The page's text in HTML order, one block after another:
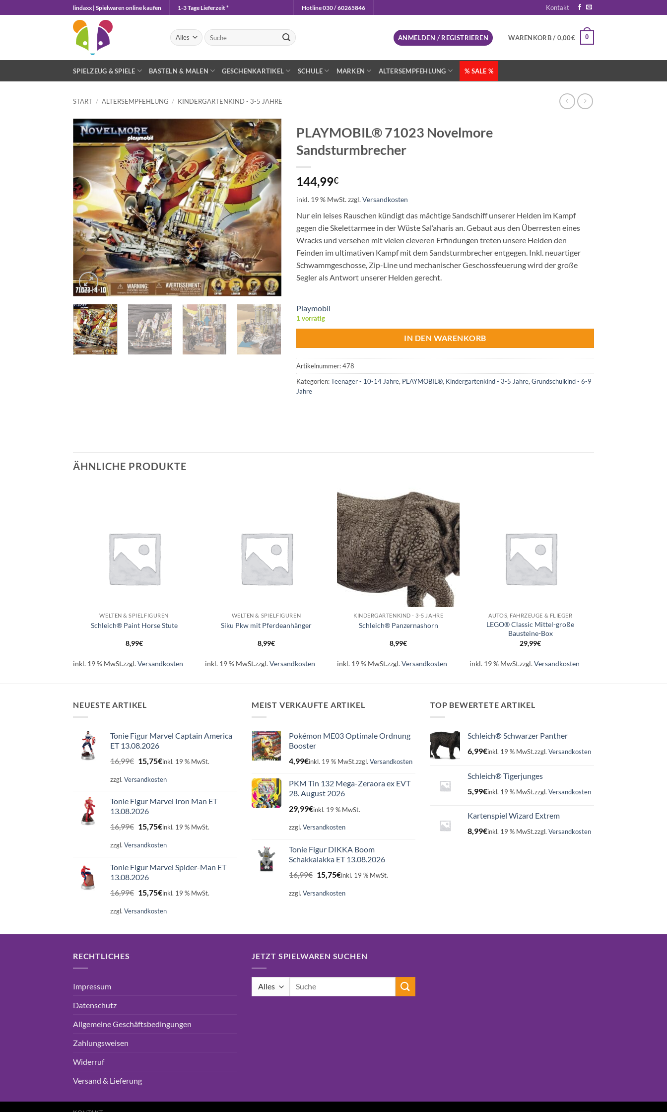
Inhalt
lindaxx | Spielwaren online kaufen 1-3 Tage Lieferzeit * Hotline 030 / 60265846 Kontakt
Suchen
nach:
ANMELDEN / REGISTRIEREN WARENKORB / 0,00€ 0
SPIELZEUG & SPIELE BASTELN & MALEN GESCHENKARTIKEL SCHULE MARKEN ALTERSEMPFEHLUNG % SALE %
START / ALTERSEMPFEHLUNG / KINDERGARTENKIND - 3-5 JAHRE
Auf die
Wunschliste
PLAYMOBIL® 71023 Novelmore
Sandsturmbrecher
144,99€
inkl. 19 % MwSt.zzgl.Versandkosten
Nur ein leises Rauschen kündigt das mächtige Sandschiff unserer Helden im Kampf
gegen die Skelettarmee in der Wüste Sal’aharis an. Gebaut aus den Überresten eines
Wracks und versehen mit vielen cleveren Erfindungen treten unsere Helden den
Feinden im ultimativen Kampf mit dem Sandsturmbrecher entgegen. Inkl. neuartiger
Schwammgeschosse, Zip-Line und mechanischer Geschossfeuerung wird der große
Segler als Antwort unserer Helden gerecht.
Playmobil
1 vorrätig
IN DEN WARENKORB
Artikelnummer:478
Kategorien:Teenager - 10-14 Jahre, PLAYMOBIL®, Kindergartenkind - 3-5 Jahre,Grundschulkind - 6-9
Jahre
ÄHNLICHE PRODUKTE
WELTEN & SPIELFIGUREN
Schleich® Paint Horse Stute
8,99€
inkl. 19 % MwSt.zzgl.Versandkosten
WELTEN & SPIELFIGUREN
Siku Pkw mit Pferdeanhänger
8,99€
inkl. 19 % MwSt.zzgl.Versandkosten
Auf die
Wunschliste
KINDERGARTENKIND - 3-5 JAHRE
Schleich® Panzernashorn
8,99€
inkl. 19 % MwSt.zzgl.Versandkosten
AUTOS, FAHRZEUGE & FLIEGER
LEGO® Classic Mittel-große
Bausteine-Box
29,99€
inkl. 19 % MwSt.zzgl.Versandkosten
NEUESTE ARTIKEL
Tonie Figur Marvel Captain America
ET 13.08.2026
16,99€ Ursprünglicher
Preis
war:
15,75€Aktueller
ist:
inkl. 19 % MwSt.
zzgl. Versandkosten
Tonie Figur Marvel Iron Man ET
13.08.2026
16,99€ Ursprünglicher
Preis
war:
15,75€Aktueller
ist:
inkl. 19 % MwSt.
zzgl. Versandkosten
Tonie Figur Marvel Spider-Man ET
13.08.2026
16,99€ Ursprünglicher
Preis
war:
15,75€Aktueller
ist:
inkl. 19 % MwSt.
zzgl. Versandkosten
MEIST VERKAUFTE ARTIKEL
Pokémon ME03 Optimale Ordnung
Booster
4,99€inkl. 19 % MwSt.zzgl. Versandkosten
PKM Tin 132 Mega-Zeraora ex EVT
28. August 2026
29,99€inkl. 19 % MwSt.
zzgl. Versandkosten
Tonie Figur DIKKA Boom
Schakkalakka ET 13.08.2026
16,99€ Ursprünglicher
Preis
war:
15,75€Aktueller
ist:
inkl. 19 % MwSt.
zzgl. Versandkosten
TOP BEWERTETE ARTIKEL
Schleich® Schwarzer Panther
6,99€inkl. 19 % MwSt.zzgl. Versandkosten
Schleich® Tigerjunges
5,99€inkl. 19 % MwSt.zzgl. Versandkosten
Kartenspiel Wizard Extrem
8,99€inkl. 19 % MwSt.zzgl. Versandkosten
RECHTLICHES
Impressum
Datenschutz
Allgemeine Geschäftsbedingungen
Zahlungsweisen
Widerruf
Versand & Lieferung
JETZT SPIELWAREN SUCHEN
Suchen